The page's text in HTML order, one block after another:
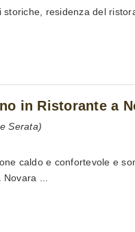
residenza del
in Ristorante a
Serata)
caldo e confortevole e
...